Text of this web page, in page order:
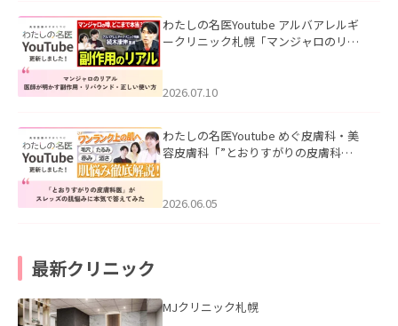
わたしの名医Youtube アルバアレルギ
ークリニック札幌「マンジャロのリア
た。
2026.07.10
わたしの名医Youtube めぐ皮膚科・美
容皮膚科「”とおりすがりの皮膚科
2026.06.05
最新クリニック
MJクリニック札幌